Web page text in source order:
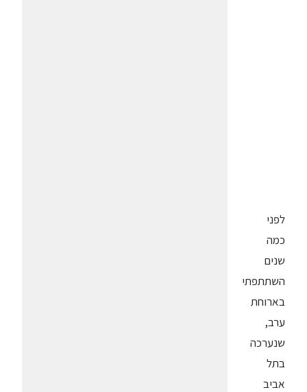
לפני
כמה
שנים
השתתפתי
בארוחת
ערב,
שנערכה
בתל
אביב